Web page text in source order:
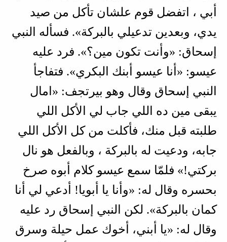
أبي ، اتفضل قوم علشان تأكل من صيد
يدي، وبعدين تدعيلي بالبركة». فسأله النبي
إسحاق: «وأنت تكون مين؟». فرد عليه
عيسو: «أنا عيسو أبنك البكري». فتفاجأ
النبي إسحاق وقال وهو بيرتجف: «امال
يبقى مين ده اللي جاب لي الأكل اللي
طلبته قبل منك، فأكلت من كل الأكل اللي
جابه، ودعيت له بالبركة ، وبالفعل هو نال
بركتي!» فلمّا سمع عيسو كلام أبوه صرخ
بحسره وقال له: «وأنا يا أبويا! أدعي لي أنا
كمان بالبركة». لكن النبي إسحاق رد عليه
وقال له: «يا أبني، أخوك عمل حيلة وسرق